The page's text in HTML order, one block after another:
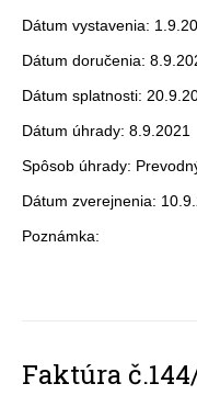
Dátum vystavenia:
Dátum doručenia:
Dátum splatnosti:
Dátum úhrady: 8.9.2021
Spôsob úhrady:
Dátum zverejnenia:
Poznámka:
Faktúra